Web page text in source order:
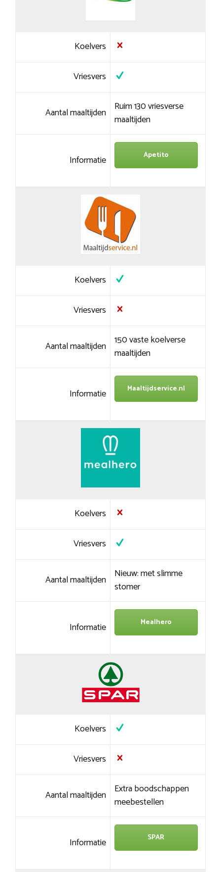
Koelvers
Vriesvers
Aantal maaltijden Ruim 130 vriesverse
maaltijden
Informatie Apetito
Koelvers
Vriesvers
Aantal maaltijden 150 vaste koelverse
maaltijden
Informatie Maaltijdservice.nl
Koelvers
Vriesvers
Aantal maaltijden Nieuw: met slimme
stomer
Informatie Mealhero
Koelvers
Vriesvers
Aantal maaltijden Extra boodschappen
meebestellen
Informatie SPAR